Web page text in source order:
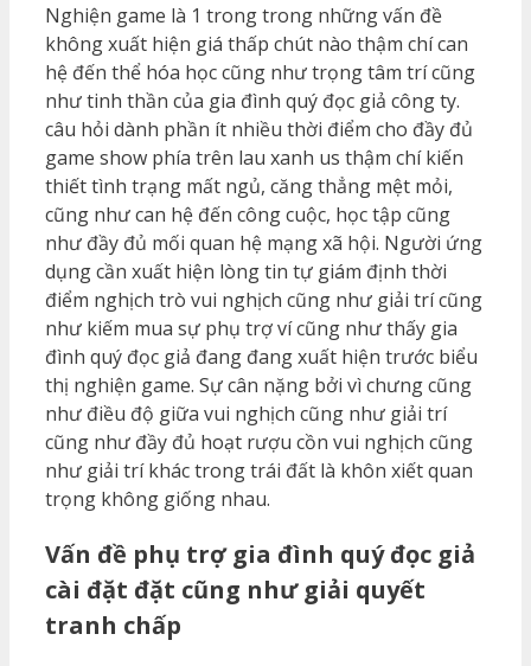
Nghiện game là 1 trong trong những vấn đề
không xuất hiện giá thấp chút nào thậm chí can
hệ đến thể hóa học cũng như trọng tâm trí cũng
như tinh thần của gia đình quý đọc giả công ty.
câu hỏi dành phần ít nhiều thời điểm cho đầy đủ
game show phía trên lau xanh us thậm chí kiến
thiết tình trạng mất ngủ, căng thẳng mệt mỏi,
cũng như can hệ đến công cuộc, học tập cũng
như đầy đủ mối quan hệ mạng xã hội. Người ứng
dụng cần xuất hiện lòng tin tự giám định thời
điểm nghịch trò vui nghịch cũng như giải trí cũng
như kiếm mua sự phụ trợ ví cũng như thấy gia
đình quý đọc giả đang đang xuất hiện trước biểu
thị nghiện game. Sự cân nặng bởi vì chưng cũng
như điều độ giữa vui nghịch cũng như giải trí
cũng như đầy đủ hoạt rượu cồn vui nghịch cũng
như giải trí khác trong trái đất là khôn xiết quan
trọng không giống nhau.
Vấn đề phụ trợ gia đình quý đọc giả
cài đặt đặt cũng như giải quyết
tranh chấp